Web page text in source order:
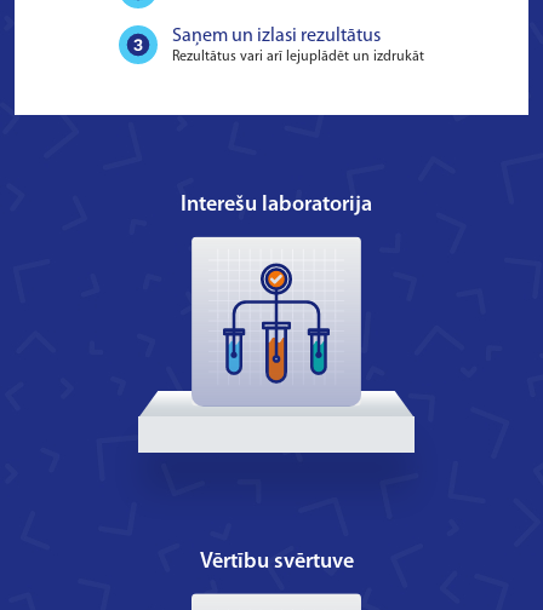
Saņem un izlasi rezultātus
Rezultātus vari arī lejuplādēt un izdrukāt
Interešu laboratorija
Vērtību svērtuve